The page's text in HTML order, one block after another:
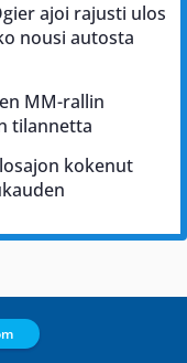
ajoi rajusti ulos
nousi autosta
MM-rallin
tilannetta
kokenut